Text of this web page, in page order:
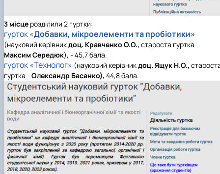
3 місце розділили 2 гуртки:
гурток «Добавки, мікроелементи та пробіотики»
(науковий керівникдоц. Кравченко О.О., староста гуртка -
Максим Середюк), - 45,7 бала.
гурток «Технолог» (науковий керівникдоц. Ящук Н.О.,
гуртка - Олександр Басанко), 44,8 бала.